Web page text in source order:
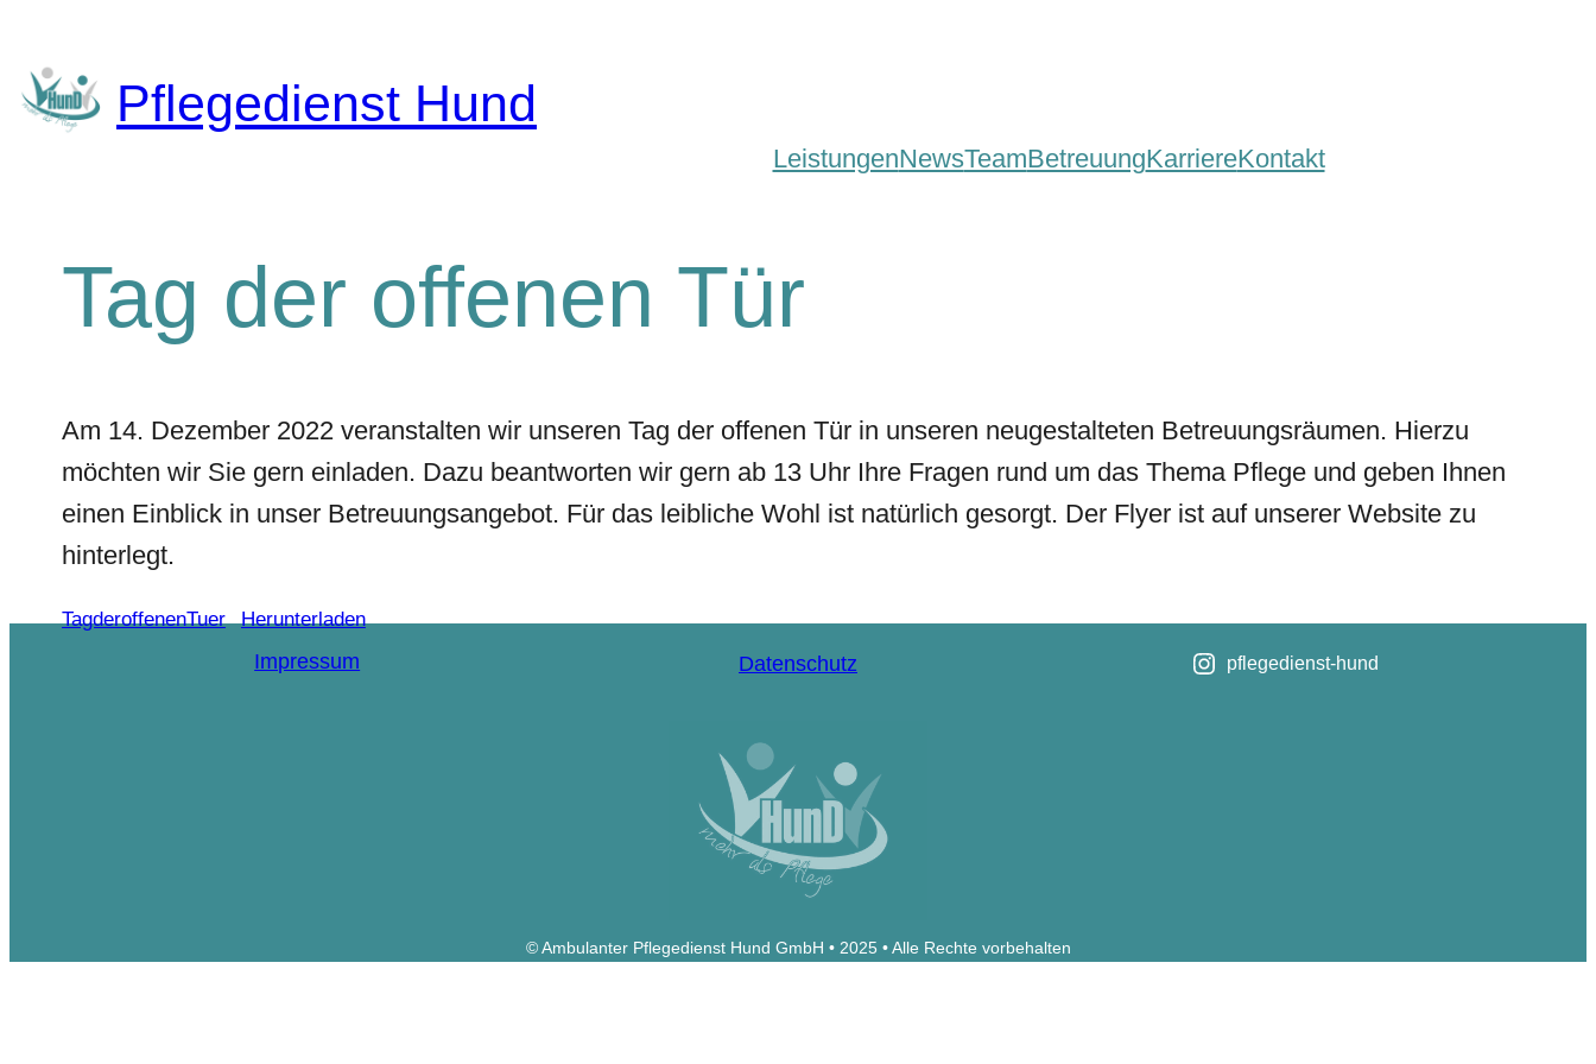
springen
Pflegedienst Hund
LeistungenNewsTeamBetreuungKarriereKontakt
Tag der offenen Tür
Am 14. Dezember 2022 veranstalten wir unseren Tag der offenen Tür in unseren neugestalteten Betreuungsräumen. Hierzu
möchten wir Sie gern einladen. Dazu beantworten wir gern ab 13 Uhr Ihre Fragen rund um das Thema Pflege und geben Ihnen
einen Einblick in unser Betreuungsangebot. Für das leibliche Wohl ist natürlich gesorgt. Der Flyer ist auf unserer Website zu
hinterlegt.
TagderoffenenTuer
Herunterladen
Impressum
Datenschutz pflegedienst-hund
© Ambulanter Pflegedienst Hund GmbH • 2025 • Alle Rechte vorbehalten